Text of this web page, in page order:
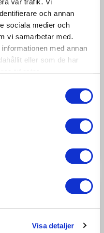
och annan
sociala medier och
vi samarbetar med.
med annan
eller som de har
Visa detaljer
–